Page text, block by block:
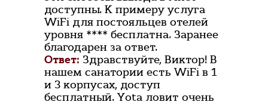
доступны. К примеру услуга
WiFi для постояльцев отелей
уровня **** бесплатна. Заранее
благодарен за ответ.
Ответ: Здравствуйте, Виктор! В
нашем санатории есть WiFi в 1
и 3 корпусах, доступ
бесплатный. Yota ловит очень